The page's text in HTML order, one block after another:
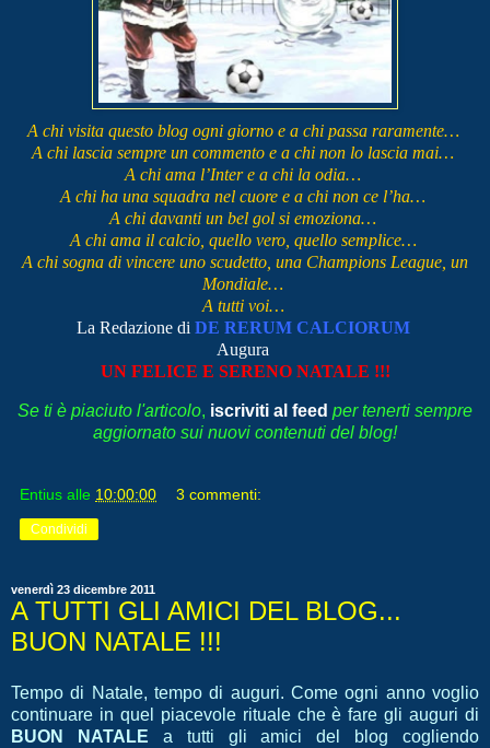
A chi visita questo blog ogni giorno e a chi passa raramente…
A chi lascia sempre un commento e a chi non lo lascia mai…
A chi ama l’Inter e a chi la odia…
A chi ha una squadra nel cuore e a chi non ce l’ha…
A chi davanti un bel gol si emoziona…
A chi ama il calcio, quello vero, quello semplice…
A chi sogna di vincere uno scudetto, una Champions League, un
Mondiale…
A tutti voi…
La Redazione di DE RERUM CALCIORUM
Augura
UN FELICE E SERENO NATALE !!!
Se ti è piaciuto l'articolo, iscriviti al feed per tenerti sempre
aggiornato sui nuovi contenuti del blog!
Entius alle 10:00:00 3 commenti:
Condividi
venerdì 23 dicembre 2011
A TUTTI GLI AMICI DEL BLOG...
BUON NATALE !!!
Tempo di Natale, tempo di auguri. Come ogni anno voglio
continuare in quel piacevole rituale che è fare gli auguri di
BUON NATALE a tutti gli amici del blog cogliendo